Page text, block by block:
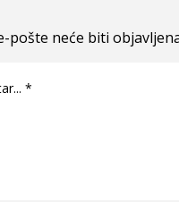
pošte neće biti